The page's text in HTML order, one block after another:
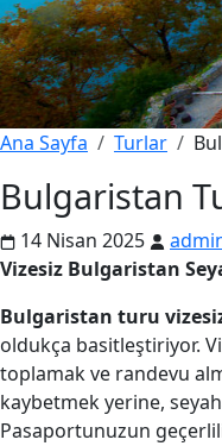
Ana Sayfa Turlar
Bulgaristan
14 Nisan 2025
Vizesiz Bulgaristan
Bulgaristan turu
oldukça basitleştiriyor.
toplamak ve randevu
kaybetmek yerine,
Pasaportunuzun